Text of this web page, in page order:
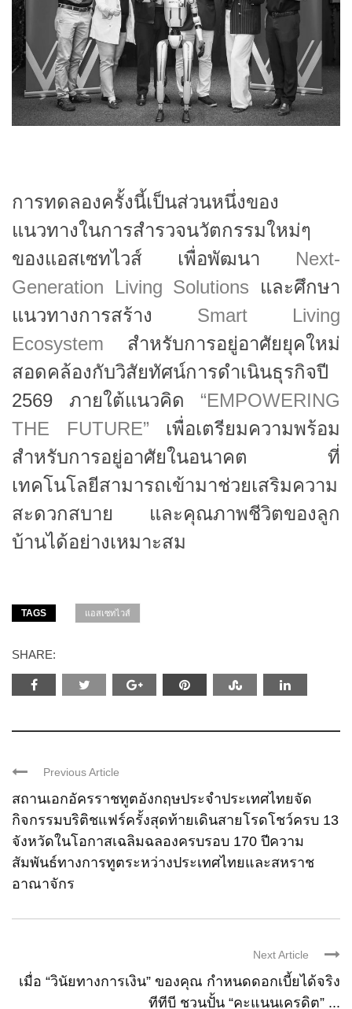
การทดลองครั้งนี้เป็นส่วนหนึ่งของ
แนวทางในการสำรวจนวัตกรรมใหม่ๆ
ของแอสเซทไวส์ เพื่อพัฒนา Next-
Generation Living Solutions และศึกษา
แนวทางการสร้าง Smart Living
Ecosystem สำหรับการอยู่อาศัยยุคใหม่
สอดคล้องกับวิสัยทัศน์การดำเนินธุรกิจปี
2569 ภายใต้แนวคิด “EMPOWERING
THE FUTURE” เพื่อเตรียมความพร้อม
สำหรับการอยู่อาศัยในอนาคต ที่
เทคโนโลยีสามารถเข้ามาช่วยเสริมความ
สะดวกสบาย และคุณภาพชีวิตของลูก
บ้านได้อย่างเหมาะสม
TAGS แอสเซทไวส์
SHARE:
Previous Article
สถานเอกอัครราชทูตอังกฤษประจำประเทศไทยจัด
กิจกรรมบริติชแฟร์ครั้งสุดท้ายเดินสายโรดโชว์ครบ 13
จังหวัดในโอกาสเฉลิมฉลองครบรอบ 170 ปีความ
สัมพันธ์ทางการทูตระหว่างประเทศไทยและสหราช
อาณาจักร
Next Article
เมื่อ “วินัยทางการเงิน” ของคุณ กำหนดดอกเบี้ยได้จริง
ทีทีบี ชวนปั้น “คะแนนเครดิต” ...